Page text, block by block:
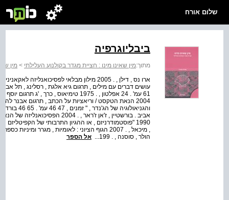
שלום אורח
ביבליוגרפיה
מתוך:מין שאינו מינו : חציית מגדר בקולנוע העלילתי > מין
אביב . בורשטיין , ז'אן ז'ראר , .
, מיכאל , . 2007 הגוף הציוני : לאומיות , מגרר
הולר , סוסנה , . 199...
אל הספר